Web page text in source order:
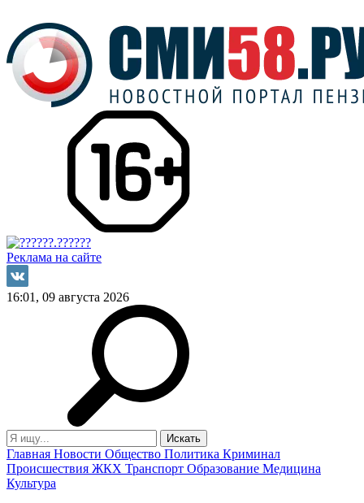
Реклама на сайте
16:01, 09 августа 2026
Главная Новости Общество Политика Криминал
Происшествия ЖКХ Транспорт Образование Медицина
Культура